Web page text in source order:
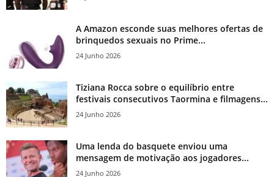
A Amazon esconde suas melhores ofertas de
brinquedos sexuais no Prime...
24 Junho 2026
Tiziana Rocca sobre o equilíbrio entre
festivais consecutivos Taormina e filmagens...
24 Junho 2026
Uma lenda do basquete enviou uma
mensagem de motivação aos jogadores...
24 Junho 2026